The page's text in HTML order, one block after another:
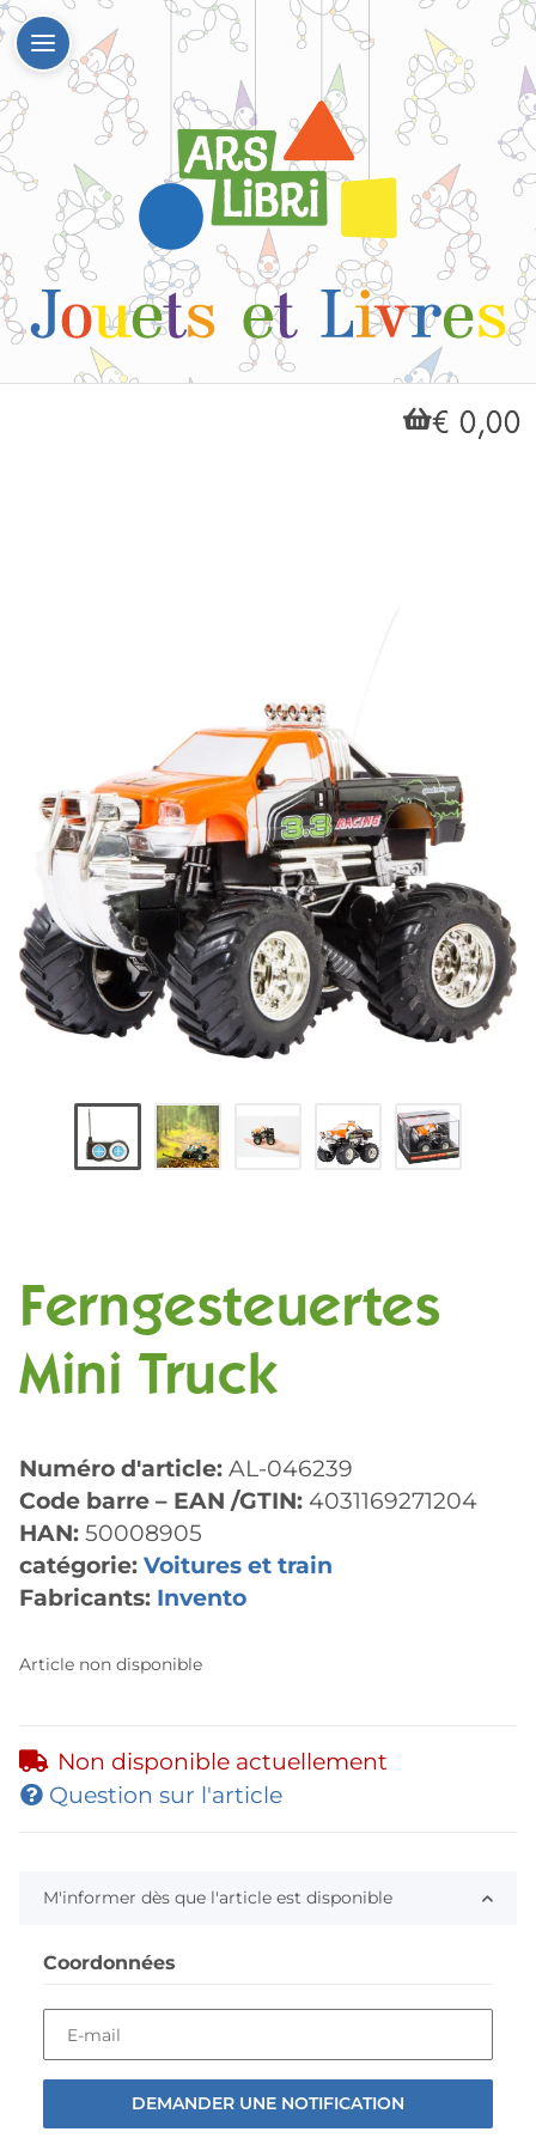
€ 0,00
Ferngesteuertes
Mini Truck
Numéro d'article: AL-046239
Code barre – EAN /GTIN: 4031169271204
HAN: 50008905
catégorie: Voitures et train
Fabricants: Invento
Article non disponible
Non disponible actuellement
Question sur l'article
M'informer dès que l'article est disponible
Coordonnées
E-mail
DEMANDER UNE NOTIFICATION